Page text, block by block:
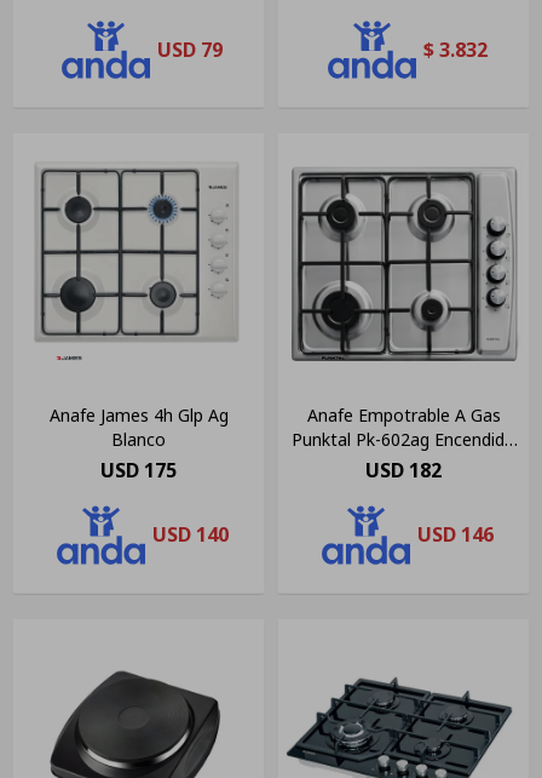
USD 79 $ 3.832
Anafe James 4h Glp Ag
Blanco
USD 175
USD 140
Anafe Empotrable A Gas
Punktal Pk-602ag Encendido
Elect. Color Plateado
USD 182
USD 146